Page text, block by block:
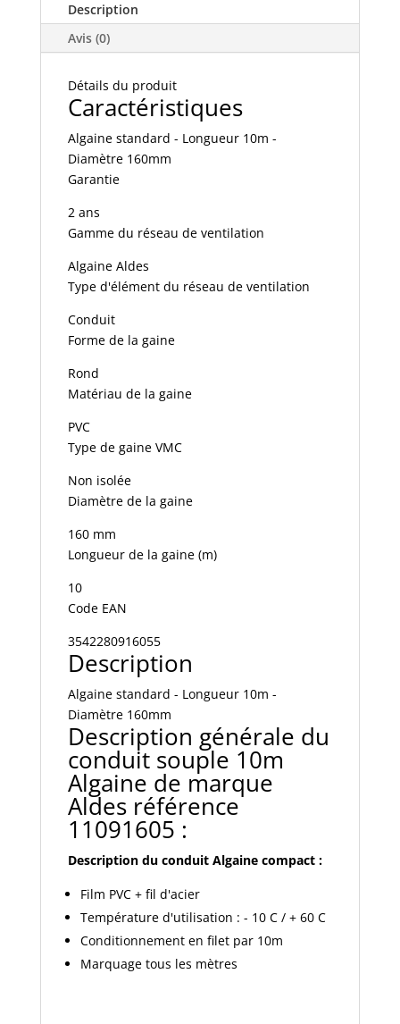
Longueur
Diamètre
160mm
11091605
Description
Avis (0)
Détails du produit
Caractéristiques
Algaine standard - Longueur 10m -
Diamètre 160mm
Garantie
2 ans
Gamme du réseau de ventilation
Algaine Aldes
Type d'élément du réseau de ventilation
Conduit
Forme de la gaine
Rond
Matériau de la gaine
PVC
Type de gaine VMC
Non isolée
Diamètre de la gaine
160 mm
Longueur de la gaine (m)
10
Code EAN
3542280916055
Description
Algaine standard - Longueur 10m -
Diamètre 160mm
Description générale du
conduit souple 10m
Algaine de marque
Aldes référence
11091605 :
Description du conduit Algaine compact :
Film PVC + fil d'acier
Température d'utilisation : - 10 C / + 60 C
Conditionnement en filet par 10m
Marquage tous les mètres